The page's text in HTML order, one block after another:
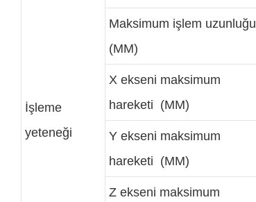
İşleme
yeteneği
Maksimum işlem uzunluğu
(MM)
X ekseni maksimum
hareketi (MM)
Y ekseni maksimum
hareketi (MM)
Z ekseni maksimum